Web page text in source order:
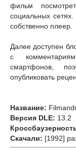
фильм
социальных
собственно плеер.
Далее доступен
с
смартфонов,
опубликовать
Название:
Версия DLE: 13.2
Скачали: [1992]